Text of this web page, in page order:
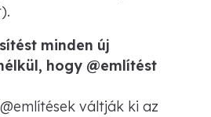
minden új
hogy @említést
váltják ki az